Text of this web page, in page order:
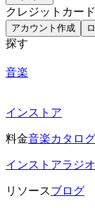
クレジットカー
アカウント作成
探す
音楽
インストア
料金音楽カタログ
インストアラジオ
リソースブログ